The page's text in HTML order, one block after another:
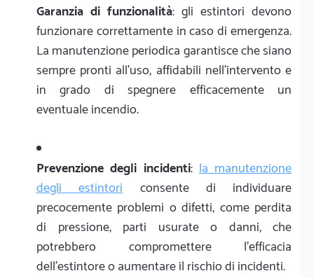
Garanzia di funzionalità: gli estintori devono
funzionare correttamente in caso di emergenza.
La manutenzione periodica garantisce che siano
sempre pronti all'uso, affidabili nell'intervento e
in grado di spegnere efficacemente un
eventuale incendio.
Prevenzione degli incidenti:la manutenzione
degli estintoriconsente di individuare
precocemente problemi o difetti, come perdita
di pressione, parti usurate o danni, che
potrebbero compromettere l'efficacia
dell'estintore o aumentare il rischio di incidenti.